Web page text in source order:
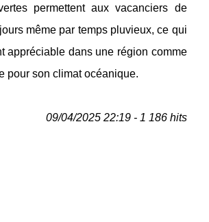
permettent aux vacanciers de
même par temps pluvieux, ce qui
appréciable dans une région comme
pour son climat océanique.
09/04/2025 22:19 - 1 186 hits